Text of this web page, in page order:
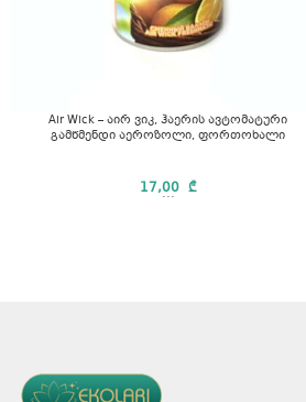
Air Wick – აირ ვიკ, ჰაერის ავტომატური
გამწმენდი აეროზოლი, ფორთოხალი
17,00₾
...